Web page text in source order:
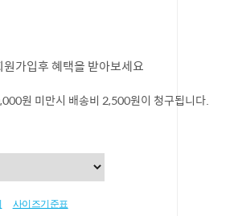
가입후 혜택을 받아보세요
원 미만시 배송비 2,500원이 청구됩니다.
사이즈기준표